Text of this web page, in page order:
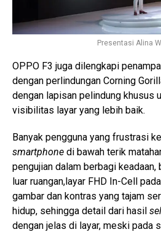
Presentasi Alina
OPPO F3 juga dilengkapi
dengan perlindungan Corning
dengan lapisan pelindung khusus
visibilitas layar yang lebih baik.
Banyak pengguna yang frustrasi
smartphone di bawah terik
pengujian dalam berbagi keadaan,
luar ruangan,layar FHD In-Cell
gambar dan kontras yang tajam
hidup, sehingga detail dari hasil
dengan jelas di layar, meski pada